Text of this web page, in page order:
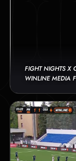
FIGHT NIGHTS
WINLINE MEDIA